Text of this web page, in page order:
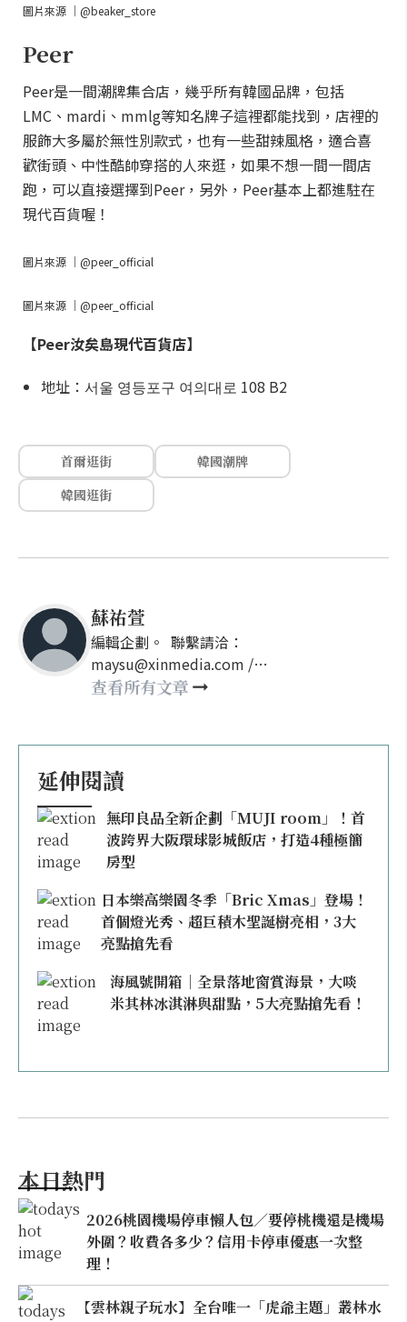
圖片來源 ｜@beaker_store
Peer
Peer是一間潮牌集合店，幾乎所有韓國品牌，包括
LMC、mardi、mmlg等知名牌子這裡都能找到，店裡的
服飾大多屬於無性別款式，也有一些甜辣風格，適合喜
歡街頭、中性酷帥穿搭的人來逛，如果不想一間一間店
跑，可以直接選擇到Peer，另外，Peer基本上都進駐在
現代百貨喔！
圖片來源 ｜@peer_official
圖片來源 ｜@peer_official
【Peer汝矣島現代百貨店】
地址：서울 영등포구 여의대로 108 B2
首爾逛街
韓國潮牌
韓國逛街
蘇祐萱
編輯企劃。 聯繫請洽：
maysu@xinmedia.com /
may860527@gmail.com
查看所有文章
延伸閱讀
無印良品全新企劃「MUJI room」！首
波跨界大阪環球影城飯店，打造4種極簡
房型
日本樂高樂園冬季「Bric Xmas」登場！
首個燈光秀、超巨積木聖誕樹亮相，3大
亮點搶先看
海風號開箱｜全景落地窗賞海景，大啖
米其林冰淇淋與甜點，5大亮點搶先看！
本日熱門
2026桃園機場停車懶人包／要停桃機還是機場
外圍？收費各多少？信用卡停車優惠一次整
理！
【雲林親子玩水】全台唯一「虎爺主題」叢林水